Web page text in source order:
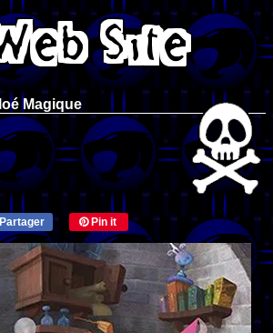
Magique
Partager Pin it